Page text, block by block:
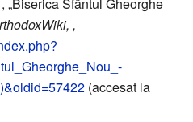
,
(accesat la